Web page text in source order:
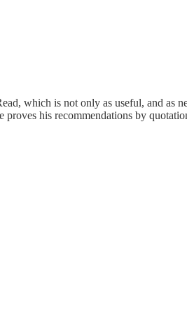
which is not only as useful, and as
his recommendations by